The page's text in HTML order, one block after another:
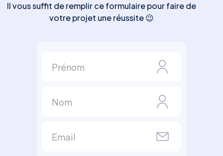
Il vous suffit de remplir ce formulaire pour faire de
votre projet une réussite 😉